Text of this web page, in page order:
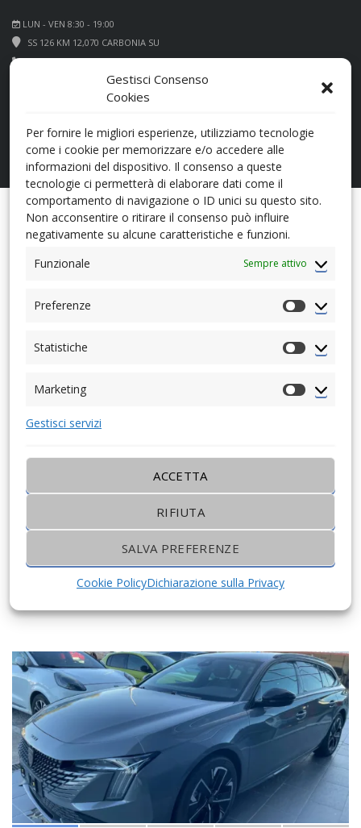
Gestisci Consenso
Cookies
Per fornire le migliori esperienze, utilizziamo tecnologie
come i cookie per memorizzare e/o accedere alle
informazioni del dispositivo. Il consenso a queste
tecnologie ci permetterà di elaborare dati come il
comportamento di navigazione o ID unici su questo sito.
Non acconsentire o ritirare il consenso può influire
negativamente su alcune caratteristiche e funzioni.
Funzionale
Sempre attivo
Preferenze
Statistiche
Statistiche
Marketing
Marketing
Gestisci servizi
ACCETTA
RIFIUTA
SALVA PREFERENZE
Cookie PolicyDichiarazione sulla Privacy
LUN - VEN 8:30 - 19:00
SS 126 KM 12,070 CARBONIA SU
+39 0781 660066
Opzioni di Ricerca